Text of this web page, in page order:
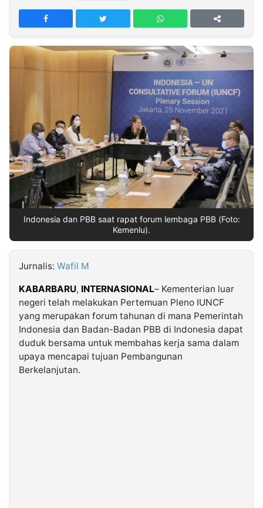
PT
TREETAN
INDONESIA
NTB
Time
IDN
Jogja
Rakyat
News
Notice
Dinamikapost.com
Baru
Seedbacklink
Follow
Kabarbaru
Kabarbaru.co
2026
Indonesia dan PBB saat rapat forum lembaga PBB (Foto:
Kemenlu).
Jurnalis: Wafil M
KABARBARU, INTERNASIONAL– Kementerian luar
negeri telah melakukan Pertemuan Pleno IUNCF
yang merupakan forum tahunan di mana Pemerintah
Indonesia dan Badan-Badan PBB di Indonesia dapat
duduk bersama untuk membahas kerja sama dalam
upaya mencapai tujuan Pembangunan
Berkelanjutan.